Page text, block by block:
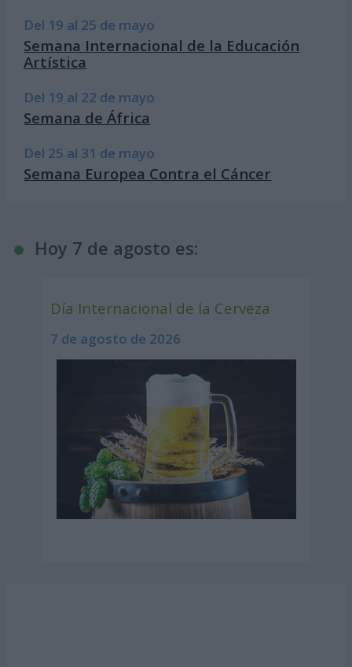
Del 19 al 25 de mayo
Semana Internacional de la Educación
Artística
Del 19 al 22 de mayo
Semana de África
Del 25 al 31 de mayo
Semana Europea Contra el Cáncer
Hoy 7 de agosto es:
Día Internacional de la Cerveza
7 de agosto de 2026